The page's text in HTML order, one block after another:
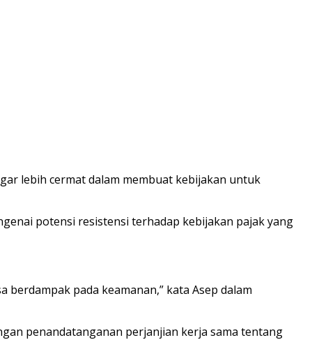
lebih cermat dalam membuat kebijakan untuk
potensi resistensi terhadap kebijakan pajak yang
pada keamanan,” kata Asep dalam
penandatanganan perjanjian kerja sama tentang